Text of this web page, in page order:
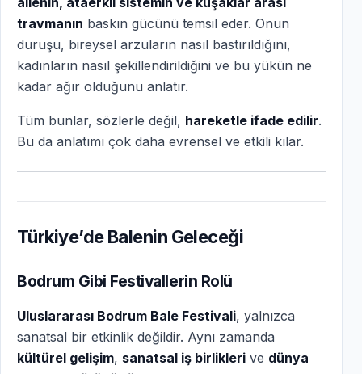
travmanın baskın gücünü temsil eder. Onun
duruşu, bireysel arzuların nasıl bastırıldığını,
kadınların nasıl şekillendirildiğini ve bu yükün ne
kadar ağır olduğunu anlatır.
Tüm bunlar, sözlerle değil, hareketle ifade edilir.
Bu da anlatımı çok daha evrensel ve etkili kılar.
Türkiye’de Balenin Geleceği
Bodrum Gibi Festivallerin Rolü
Uluslararası Bodrum Bale Festivali, yalnızca
sanatsal bir etkinlik değildir. Aynı zamanda
kültürel gelişim, sanatsal iş birlikleri ve dünya